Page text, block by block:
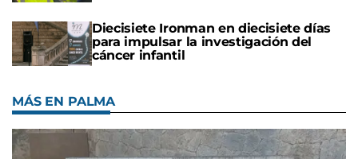
Diecisiete Ironman en diecisiete días
para impulsar la investigación del
cáncer infantil
MÁS EN PALMA